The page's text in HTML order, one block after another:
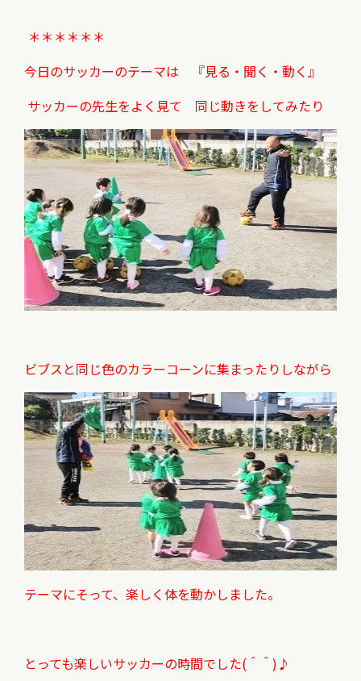
＊＊＊＊＊＊
今日のサッカーのテーマは 『見る・聞く・動く』
サッカーの先生をよく見て 同じ動きをしてみたり
ビブスと同じ色のカラーコーンに集まったりしながら
テーマにそって、楽しく体を動かしました。
とっても楽しいサッカーの時間でした(＾＾)♪